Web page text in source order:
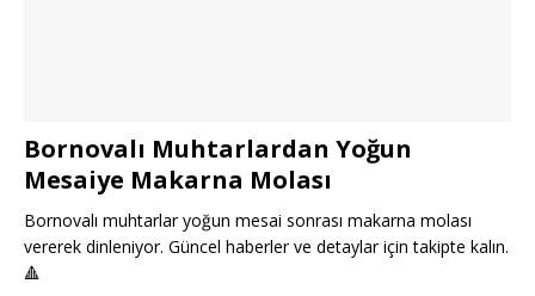
Bornovalı Muhtarlardan Yoğun
Mesaiye Makarna Molası
Bornovalı muhtarlar yoğun mesai sonrası makarna molası
vererek dinleniyor. Güncel haberler ve detaylar için takipte kalın.
🔺